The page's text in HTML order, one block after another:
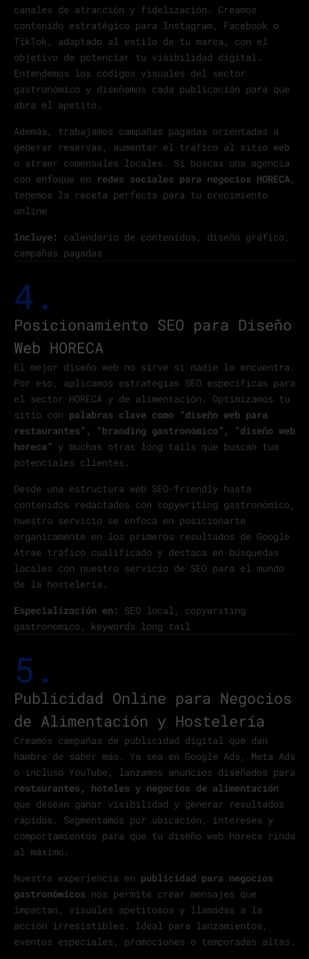
canales de atracción y fidelización. Creamos
contenido estratégico para Instagram, Facebook o
TikTok, adaptado al estilo de tu marca, con el
objetivo de potenciar tu visibilidad digital.
Entendemos los códigos visuales del sector
gastronómico y diseñamos cada publicación para que
abra el apetito.
Además, trabajamos campañas pagadas orientadas a
generar reservas, aumentar el tráfico al sitio web
o atraer comensales locales. Si buscas una agencia
con enfoque en redes sociales para negocios HORECA,
tenemos la receta perfecta para tu crecimiento
online
Incluye: calendario de contenidos, diseño gráfico,
campañas pagadas
4.
Posicionamiento SEO para Diseño
Web HORECA
El mejor diseño web no sirve si nadie lo encuentra.
Por eso, aplicamos estrategias SEO específicas para
el sector HORECA y de alimentación. Optimizamos tu
sitio con palabras clave como “diseño web para
restaurantes”, “branding gastronómico”, “diseño web
horeca” y muchas otras long tails que buscan tus
potenciales clientes.
Desde una estructura web SEO-friendly hasta
contenidos redactados con copywriting gastronómico,
nuestro servicio se enfoca en posicionarte
orgánicamente en los primeros resultados de Google.
Atrae tráfico cualificado y destaca en búsquedas
locales con nuestro servicio de SEO para el mundo
de la hostelería.
Especialización en: SEO local, copywriting
gastronómico, keywords long tail
5.
Publicidad Online para Negocios
de Alimentación y Hostelería
Creamos campañas de publicidad digital que dan
hambre de saber más. Ya sea en Google Ads, Meta Ads
o incluso YouTube, lanzamos anuncios diseñados para
restaurantes, hoteles y negocios de alimentación
que desean ganar visibilidad y generar resultados
rápidos. Segmentamos por ubicación, intereses y
comportamientos para que tu diseño web horeca rinda
al máximo.
Nuestra experiencia en publicidad para negocios
gastronómicos nos permite crear mensajes que
impactan, visuales apetitosos y llamadas a la
acción irresistibles. Ideal para lanzamientos,
eventos especiales, promociones o temporadas altas.